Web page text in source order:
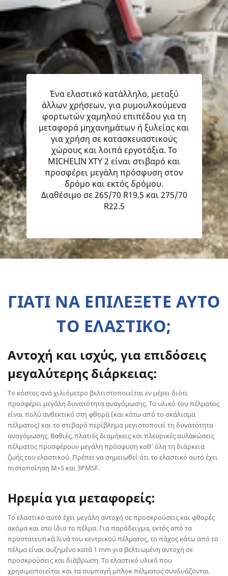
Ένα ελαστικό κατάλληλο, μεταξύ
άλλων χρήσεων, για ρυμουλκούμενα
φορτωτών χαμηλού επιπέδου για τη
μεταφορά μηχανημάτων ή ξυλείας και
για χρήση σε κατασκευαστικούς
χώρους και λοιπά εργοτάξια. Το
MICHELIN XTY 2 είναι στιβαρό και
προσφέρει μεγάλη πρόσφυση στον
δρόμο και εκτός δρόμου.
Διαθέσιμο σε 265/70 R19.5 και 275/70
R22.5
ΓΙΑΤΙ ΝΑ ΕΠΙΛΕΞΕΤΕ ΑΥΤΟ
ΤΟ ΕΛΑΣΤΙΚΟ;
Αντοχή και ισχύς, για επιδόσεις
μεγαλύτερης διάρκειας:
Το κόστος ανά χιλιόμετρο βελτιστοποιείται εν μέρει διότι
προσφέρει μεγάλη δυνατότητα αναγόμωσης. Το υλικό του πέλματος
είναι πολύ ανθεκτικό στη φθορά (και κάτω από το σκάλισμα
πέλματος) και το στιβαρό περίβλημα μεγιστοποιεί τη δυνατότητα
αναγόμωσης. Βαθιές, πλατιές διαμήκεις και πλευρικές αυλακώσεις
πέλματος προσφέρουν μεγάλη πρόσφυση καθ’ όλη τη διάρκεια
ζωής του ελαστικού. Πρέπει να σημειωθεί ότι το ελαστικό αυτό έχει
πιστοποίηση M+S και 3PMSF.
Ηρεμία για μεταφορείς:
Το ελαστικό αυτό έχει μεγάλη αντοχή σε προσκρούσεις και φθορές
ακόμα και στο ίδιο το πέλμα. Για παράδειγμα, εκτός από τα
προστατευτικά λινά του κεντρικού πέλματος, το πάχος κάτω από το
πέλμα είναι αυξημένο κατά 1 mm για βελτιωμένη αντοχή σε
προσκρούσεις και διάβρωση. Το ελαστικό υλικό που
χρησιμοποιείται και τα συμπαγή μπλοκ πέλματος συνδυάζονται